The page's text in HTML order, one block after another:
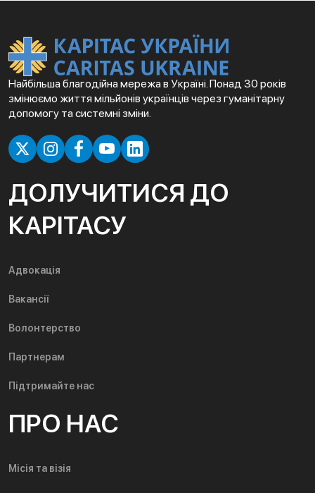
Найбільша благодійна мережа в Україні. Понад 30 років
змінюємо життя мільйонів українців через гуманітарну
допомогу та системні зміни.
ДОЛУЧИТИСЯ ДО
КАРІТАСУ
Адвокація
Вакансії
Волонтерство
Партнерам
Підтримайте нас
ПРО НАС
Місія та візія